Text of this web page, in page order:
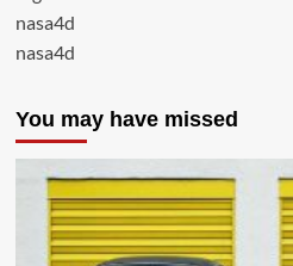
nasa4d
nasa4d
You may have missed